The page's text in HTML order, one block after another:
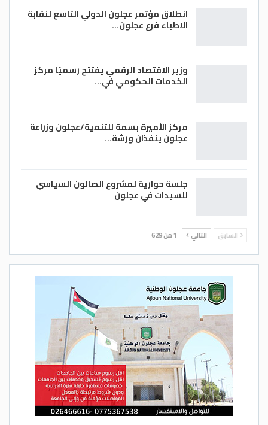
انطلاق مؤتمر عجلون الدولي التاسع لنقابة
الاطباء فرع عجلون…
وزير الاقتصاد الرقمي يفتتح رسميًا مركز
الخدمات الحكومي في…
مركز الأميرة بسمة للتنمية/عجلون وزراعة
عجلون ينفذان ورشة…
جلسة حوارية لمشروع الصالون السياسي
للسيدات في عجلون
السابق التالي 1 من 629